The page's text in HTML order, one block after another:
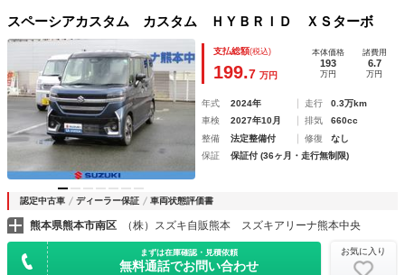
スペーシアカスタム カスタム ＨＹＢＲＩＤ ＸＳターボ
支払総額(税込)
199.7 万円
本体価格
193
万円
諸費用
6.7
万円
年式 2024年 走行
0.3万km
車検
2027年10月 排気
660cc
整備
法定整備付 修復
なし
保証
保証付 (36ヶ月・走行無制限)
認定中古車 ディーラー保証 車両状態評価書
熊本県熊本市南区 （株）スズキ自販熊本 スズキアリーナ熊本中央
まずは在庫確認・見積依頼
無料通話でお問い合わせ
お気に入り